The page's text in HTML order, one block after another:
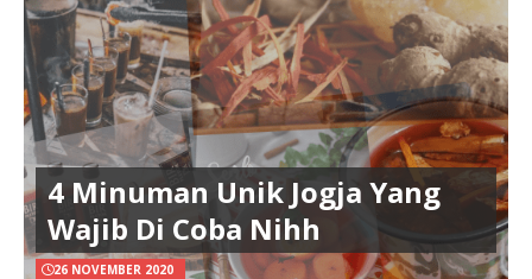
4 Minuman Unik Jogja Yang
Wajib Di Coba Nihh
26 NOVEMBER 2020